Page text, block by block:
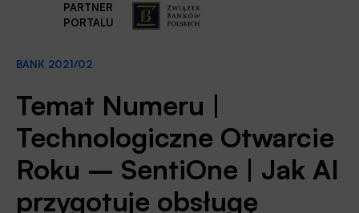
PARTNER
PORTALU
BANK 2021/02
Temat Numeru |
Technologiczne Otwarcie
Roku – SentiOne | Jak AI
przygotuje obsługę